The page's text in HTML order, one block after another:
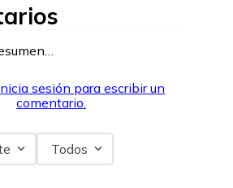
sesión para escribir un
comentario.
Todos